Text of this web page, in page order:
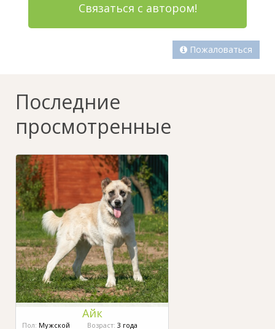
Связаться с автором!
Пожаловаться
Последние
просмотренные
Айк
Пол: Мужской Возраст: 3 года